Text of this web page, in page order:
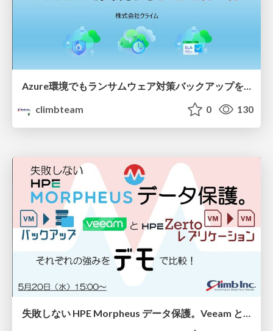
Azure環境でもランサムウェア対策バックアップを！Veeamで実現する3-2-1ルール
climbteam
0 130
失敗しない HPE Morpheus データ保護。Veeam と HPE Zerto、それぞれの強みをデモで比較！